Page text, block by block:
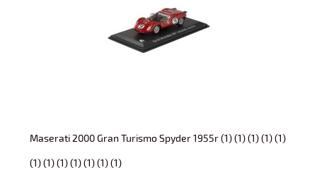
Maserati 2000 Gran Turismo Spyder 1955r (1) (1) (1) (1) (1)
(1) (1) (1) (1) (1) (1) (1)